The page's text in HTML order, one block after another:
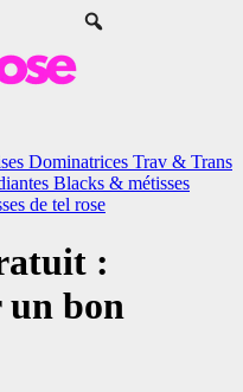
Dominatrices Trav & Trans
Blacks & métisses
de tel rose
:
un bon